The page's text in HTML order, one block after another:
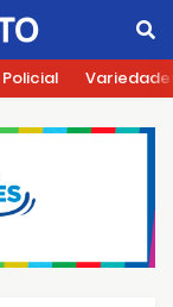
Policial